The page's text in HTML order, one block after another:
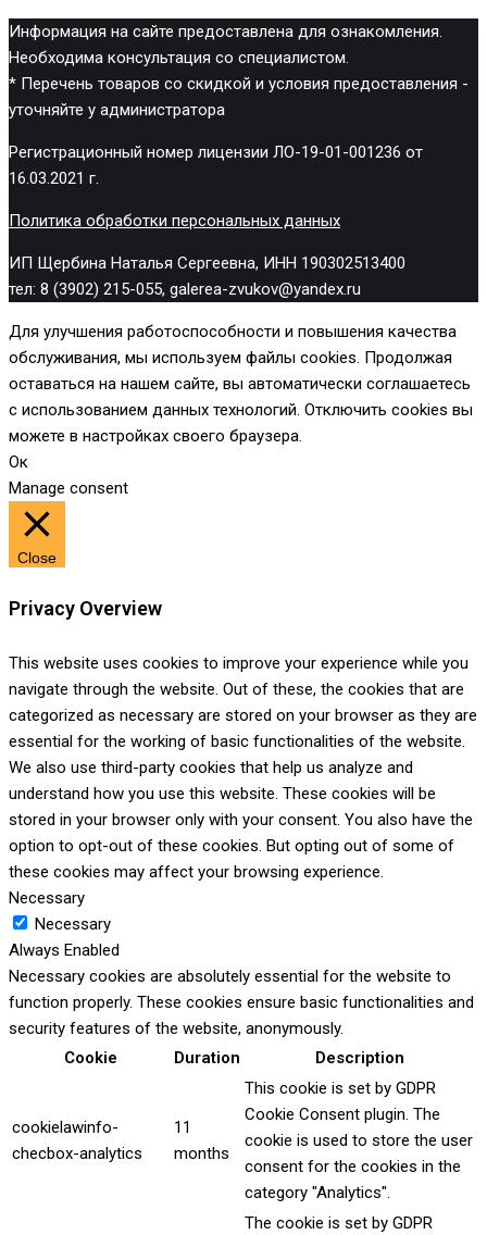
Информация на сайте предоставлена для ознакомления.
Необходима консультация со специалистом.
* Перечень товаров со скидкой и условия предоставления -
уточняйте у администратора
Регистрационный номер лицензии ЛО-19-01-001236 от
16.03.2021 г.
Политика обработки персональных данных
ИП Щербина Наталья Сергеевна, ИНН 190302513400
тел: 8 (3902) 215-055, galerea-zvukov@yandex.ru
Для улучшения работоспособности и повышения качества
обслуживания, мы используем файлы cookies. Продолжая
оставаться на нашем сайте, вы автоматически соглашаетесь
с использованием данных технологий. Отключить cookies вы
можете в настройках своего браузера.
Ок
Manage consent
Close
Privacy Overview
This website uses cookies to improve your experience while you
navigate through the website. Out of these, the cookies that are
categorized as necessary are stored on your browser as they are
essential for the working of basic functionalities of the website.
We also use third-party cookies that help us analyze and
understand how you use this website. These cookies will be
stored in your browser only with your consent. You also have the
option to opt-out of these cookies. But opting out of some of
these cookies may affect your browsing experience.
Necessary
Necessary
Always Enabled
Necessary cookies are absolutely essential for the website to
function properly. These cookies ensure basic functionalities and
security features of the website, anonymously.
Cookie
Duration Description
cookielawinfo-
checbox-analytics
11
months
This cookie is set by GDPR
Cookie Consent plugin. The
cookie is used to store the user
consent for the cookies in the
category "Analytics".
The cookie is set by GDPR